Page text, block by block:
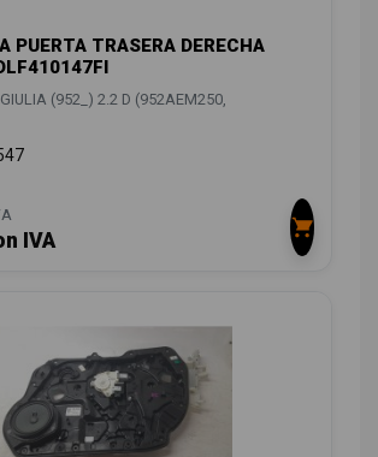
PUERTA TRASERA DERECHA
(952_) 2.2 D (952AEM250,
IVA